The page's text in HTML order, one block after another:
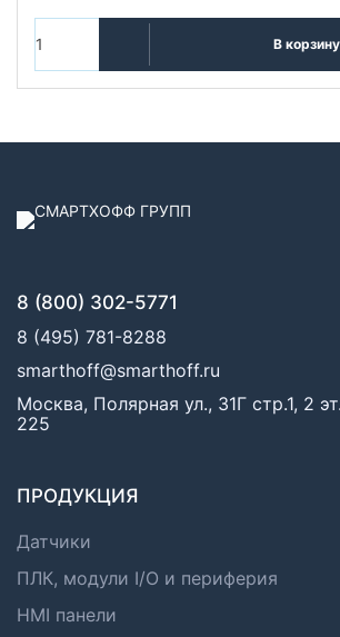
В корзину
8 (800) 302-5771
8 (495) 781-8288
smarthoff@smarthoff.ru
Москва, Полярная ул., 31Г стр.1, 2
225
ПРОДУКЦИЯ
Датчики
ПЛК, модули I/O и периферия
HMI панели